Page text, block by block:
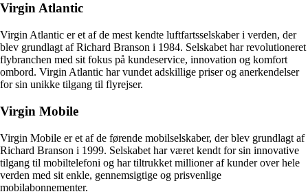
Virgin Atlantic
Virgin Atlantic er et af de mest kendte luftfartsselskaber i verden, der
blev grundlagt af Richard Branson i 1984. Selskabet har revolutioneret
flybranchen med sit fokus på kundeservice, innovation og komfort
ombord. Virgin Atlantic har vundet adskillige priser og anerkendelser
for sin unikke tilgang til flyrejser.
Virgin Mobile
Virgin Mobile er et af de førende mobilselskaber, der blev grundlagt af
Richard Branson i 1999. Selskabet har været kendt for sin innovative
tilgang til mobiltelefoni og har tiltrukket millioner af kunder over hele
verden med sit enkle, gennemsigtige og prisvenlige
mobilabonnementer.